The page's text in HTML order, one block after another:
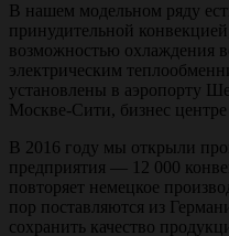
В нашем модельном ряду
принудительной
возможностью охлаждения
электрическим
установлены в аэропорту
Москве-Сити, бизнес
В 2016 году мы открыли
предприятия — 12 000
повторяет немецкое
пор поставляются из
сохранить качество